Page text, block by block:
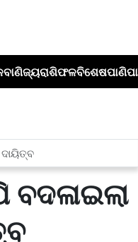
ବାଣିଜ୍ୟରାଶିଫଳବିଶେଷ